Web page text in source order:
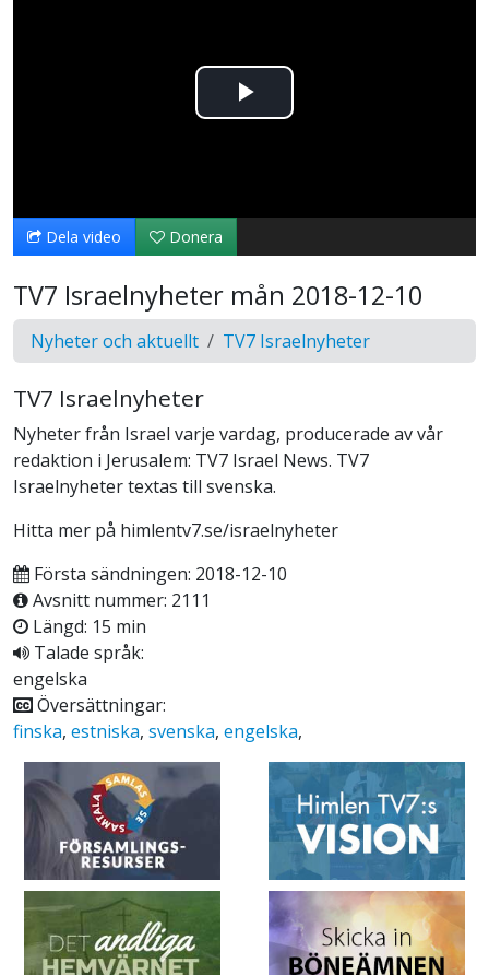
Spela
video
Dela video Donera
TV7 Israelnyheter mån 2018-12-10
Nyheter och aktuellt TV7 Israelnyheter
TV7 Israelnyheter
Nyheter från Israel varje vardag, producerade av vår
redaktion i Jerusalem: TV7 Israel News. TV7
Israelnyheter textas till svenska.
Hitta mer på himlentv7.se/israelnyheter
Första sändningen: 2018-12-10
Avsnitt nummer: 2111
Längd: 15 min
Talade språk:
engelska
Översättningar:
finska, estniska, svenska, engelska,